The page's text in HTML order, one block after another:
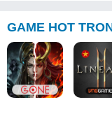
GAME HOT